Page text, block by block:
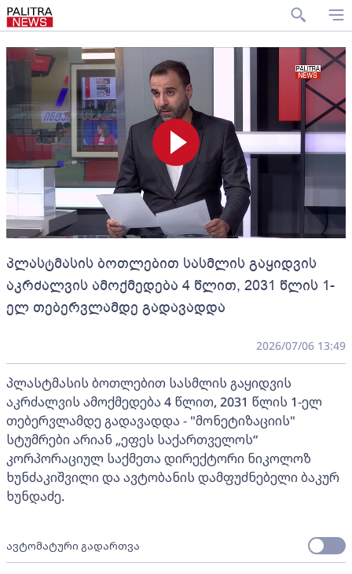
პლასტმასის ბოთლებით სასმლის გაყიდვის
აკრძალვის ამოქმედება 4 წლით, 2031 წლის 1-
ელ თებერვლამდე გადავადდა
2026/07/06 13:49
პლასტმასის ბოთლებით სასმლის გაყიდვის
აკრძალვის ამოქმედება 4 წლით, 2031 წლის 1-ელ
თებერვლამდე გადავადდა - "მონეტიზაციის"
სტუმრები არიან „ეფეს საქართველოს“
კორპორაციულ საქმეთა დირექტორი ნიკოლოზ
ხუნძაკიშვილი და ავტობანის დამფუძნებელი ბაკურ
ხუნდაძე.
ავტომატური გადართვა